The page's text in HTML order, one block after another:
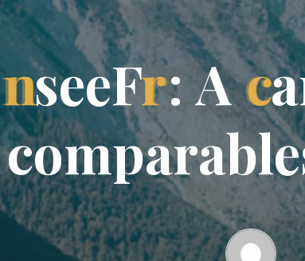
nseeFr: Aca
comparable